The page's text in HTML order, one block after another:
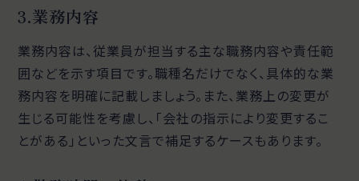
3.業務内容
業務内容は、従業員が担当する主な職務内容や責任範
囲などを示す項目です。職種名だけでなく、具体的な業
務内容を明確に記載しましょう。また、業務上の変更が
生じる可能性を考慮し、「会社の指示により変更するこ
とがある」といった文言で補足するケースもあります。